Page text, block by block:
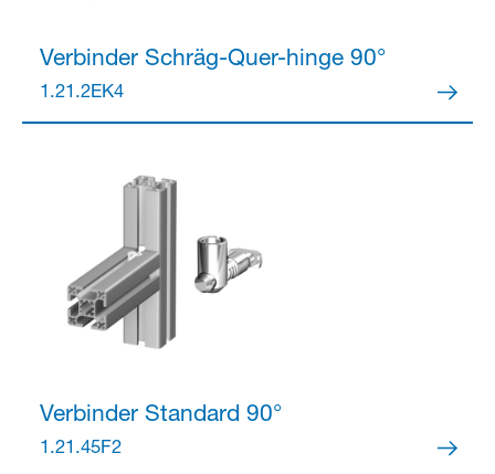
VerbinderSchräg-Quer-hinge 90°
1.21.2EK4
VerbinderStandard 90°
1.21.45F2
Partner Login
Anmelden